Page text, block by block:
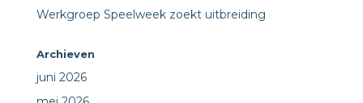
Werkgroep Speelweek zoekt uitbreiding
Archieven
juni 2026